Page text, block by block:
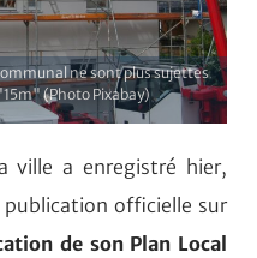
ne sont plus sujettes
(Photo Pixabay)
ville a enregistré hier,
publication officielle sur
de son Plan Local